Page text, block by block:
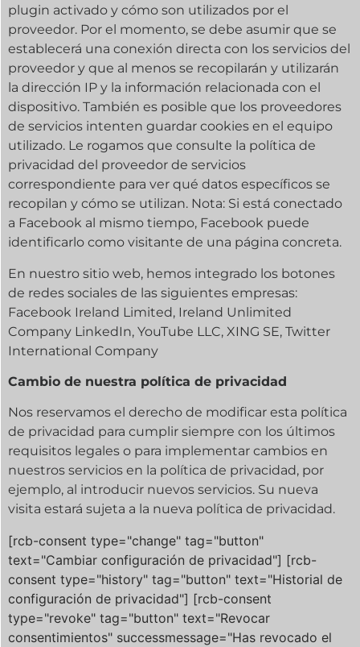
plugin activado y cómo son utilizados por el
proveedor. Por el momento, se debe asumir que se
establecerá una conexión directa con los servicios del
proveedor y que al menos se recopilarán y utilizarán
la dirección IP y la información relacionada con el
dispositivo. También es posible que los proveedores
de servicios intenten guardar cookies en el equipo
utilizado. Le rogamos que consulte la política de
privacidad del proveedor de servicios
correspondiente para ver qué datos específicos se
recopilan y cómo se utilizan. Nota: Si está conectado
a Facebook al mismo tiempo, Facebook puede
identificarlo como visitante de una página concreta.
En nuestro sitio web, hemos integrado los botones
de redes sociales de las siguientes empresas:
Facebook Ireland Limited, Ireland Unlimited
Company LinkedIn, YouTube LLC, XING SE, Twitter
International Company
Cambio de nuestra política de privacidad
Nos reservamos el derecho de modificar esta política
de privacidad para cumplir siempre con los últimos
requisitos legales o para implementar cambios en
nuestros servicios en la política de privacidad, por
ejemplo, al introducir nuevos servicios. Su nueva
visita estará sujeta a la nueva política de privacidad.
[rcb-consent type="change" tag="button"
text="Cambiar configuración de privacidad"] [rcb-
consent type="history" tag="button" text="Historial de
configuración de privacidad"] [rcb-consent
type="revoke" tag="button" text="Revocar
consentimientos" successmessage="Has revocado el